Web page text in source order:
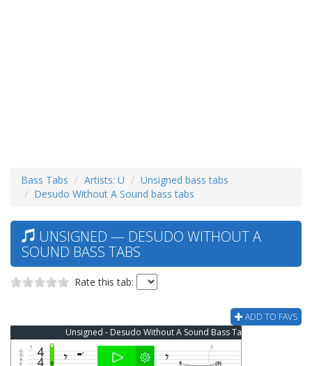
Bass Tabs Artists: U
Unsigned bass tabs
Desudo Without A Sound bass tabs
UNSIGNED — DESUDO WITHOUT A
SOUND BASS TABS
Rate this tab:
ADD TO FAVS
Unsigned - Desudo Without A Sound Bass Tab